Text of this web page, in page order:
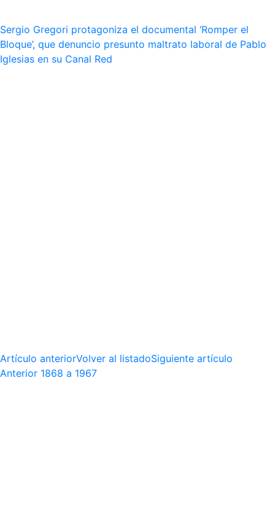
Sergio Gregori protagoniza el documental ‘Romper el
Bloque’, que denuncio presunto maltrato laboral de Pablo
Iglesias en su Canal Red
Artículo anteriorVolver al listadoSiguiente artículo
Anterior 1868 a 1967